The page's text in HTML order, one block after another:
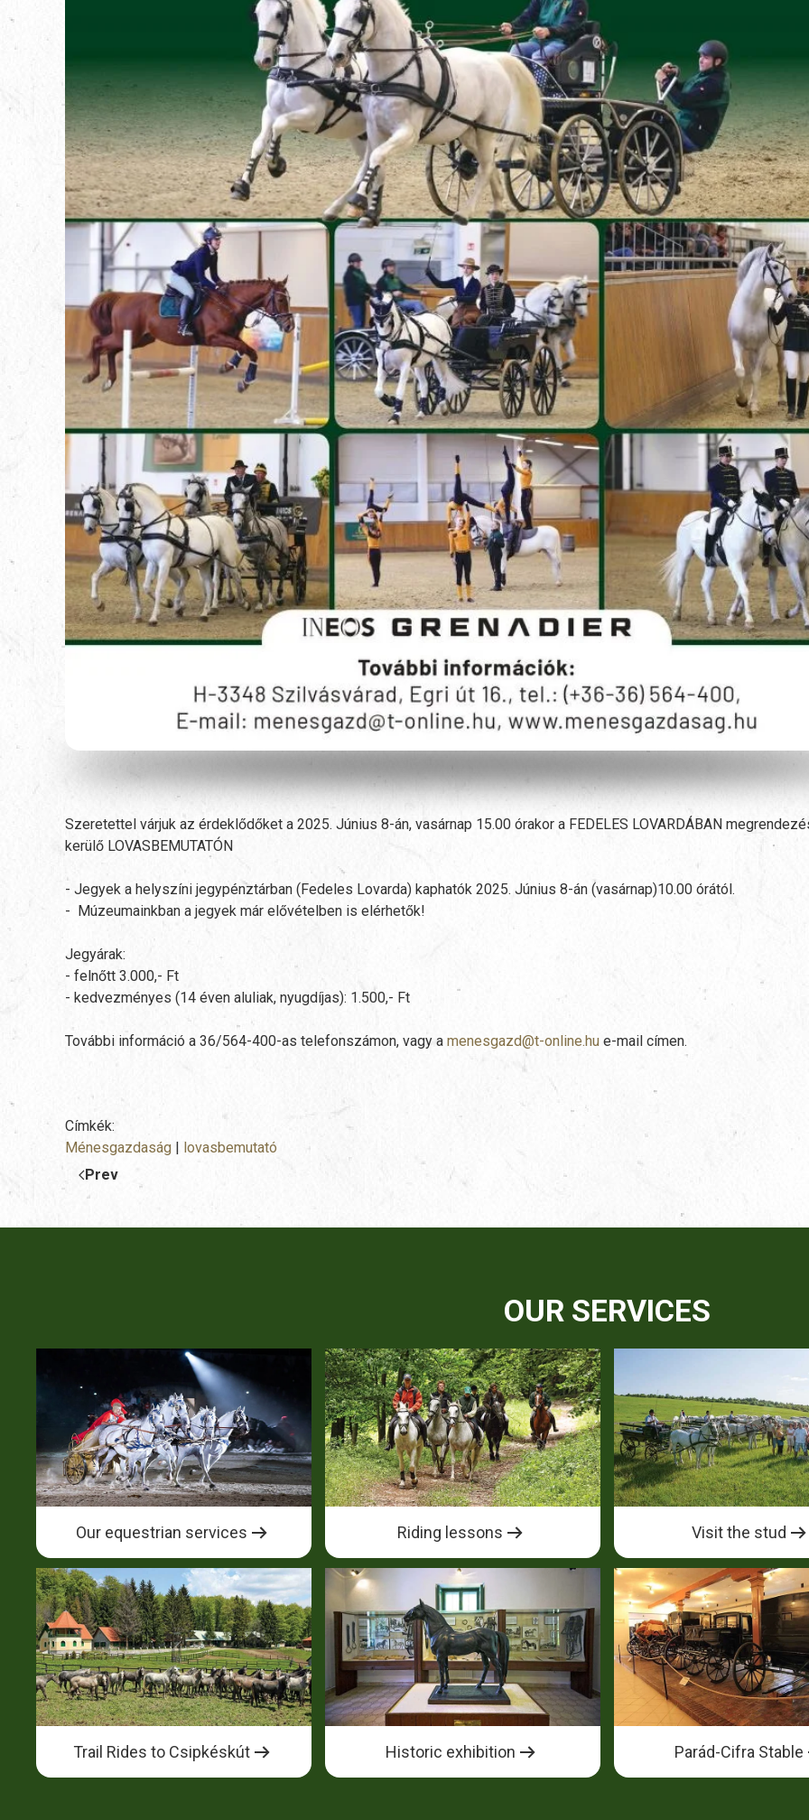
Szeretettel várjuk az érdeklődőket a 2025. Június 8-án, vasárnap 15.00 órakor a FEDELES LOVARDÁBAN
kerülő LOVASBEMUTATÓN
- Jegyek a helyszíni jegypénztárban (Fedeles Lovarda) kaphatók 2025. Június 8-án (vasárnap)10.00 órától.
- Múzeumainkban a jegyek már elővételben is elérhetők!
Jegyárak:
- felnőtt 3.000,- Ft
- kedvezményes (14 éven aluliak, nyugdíjas): 1.500,- Ft
További információ a 36/564-400-as telefonszámon, vagy a menesgazd@t-online.hu e-mail címen.
Címkék:
Ménesgazdaság | lovasbemutató
Prev
OUR SERVICES
Our equestrian services Riding lessons Visit the stud
Trail Rides to Csipkéskút Historic exhibition Parád-Cifra Stable